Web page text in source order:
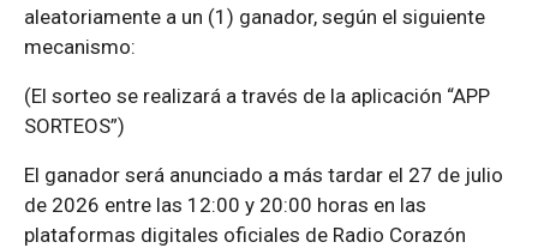
aleatoriamente a un (1) ganador, según el siguiente
mecanismo:
(El sorteo se realizará a través de la aplicación “APP
SORTEOS”)
El ganador será anunciado a más tardar el 27 de julio
de 2026 entre las 12:00 y 20:00 horas en las
plataformas digitales oficiales de Radio Corazón